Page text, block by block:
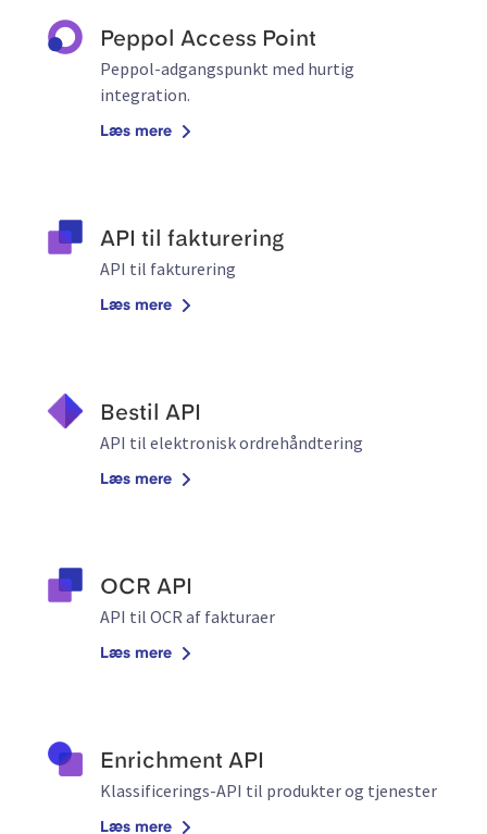
Peppol Access Point
Peppol-adgangspunkt med hurtig
integration.
Læs mere
API til fakturering
API til fakturering
Læs mere
Bestil API
API til elektronisk ordrehåndtering
Læs mere
OCR API
API til OCR af fakturaer
Læs mere
Enrichment API
Klassificerings-API til produkter og tjenester
Læs mere